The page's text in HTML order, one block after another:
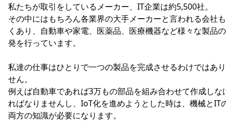
私たちが取引をしているメーカー、IT企業は約5,500社。
その中にはもちろん各業界の大手メーカーと言われる会社
くあり、自動車や家電、医薬品、医療機器など様々な製品
発を行っています。
私達の仕事はひとりで一つの製品を完成させるわけではあ
せん。
例えば自動車であれば3万もの部品を組み合わせて作成しな
ればなりませんし、IoT化を進めようとした時は、機械とIT
両方の知識が必要になります。